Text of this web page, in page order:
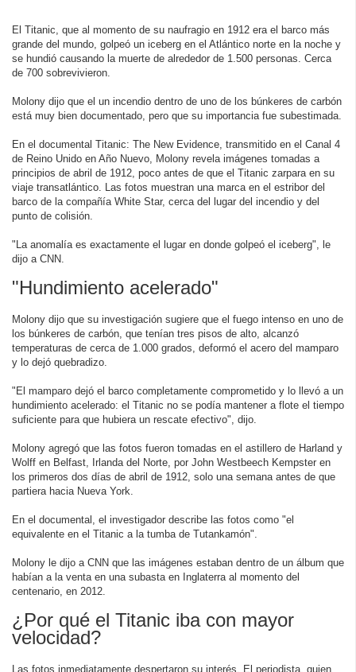
El Titanic, que al momento de su naufragio en 1912 era el barco más
grande del mundo, golpeó un iceberg en el Atlántico norte en la noche y
se hundió causando la muerte de alrededor de 1.500 personas. Cerca
de 700 sobrevivieron.
Molony dijo que el un incendio dentro de uno de los búnkeres de carbón
está muy bien documentado, pero que su importancia fue subestimada.
En el documental Titanic: The New Evidence, transmitido en el Canal 4
de Reino Unido en Año Nuevo, Molony revela imágenes tomadas a
principios de abril de 1912, poco antes de que el Titanic zarpara en su
viaje transatlántico. Las fotos muestran una marca en el estribor del
barco de la compañía White Star, cerca del lugar del incendio y del
punto de colisión.
"La anomalía es exactamente el lugar en donde golpeó el iceberg", le
dijo a CNN.
"Hundimiento acelerado"
Molony dijo que su investigación sugiere que el fuego intenso en uno de
los búnkeres de carbón, que tenían tres pisos de alto, alcanzó
temperaturas de cerca de 1.000 grados, deformó el acero del mamparo
y lo dejó quebradizo.
"El mamparo dejó el barco completamente comprometido y lo llevó a un
hundimiento acelerado: el Titanic no se podía mantener a flote el tiempo
suficiente para que hubiera un rescate efectivo", dijo.
Molony agregó que las fotos fueron tomadas en el astillero de Harland y
Wolff en Belfast, Irlanda del Norte, por John Westbeech Kempster en
los primeros dos días de abril de 1912, solo una semana antes de que
partiera hacia Nueva York.
En el documental, el investigador describe las fotos como "el
equivalente en el Titanic a la tumba de Tutankamón".
Molony le dijo a CNN que las imágenes estaban dentro de un álbum que
habían a la venta en una subasta en Inglaterra al momento del
centenario, en 2012.
¿Por qué el Titanic iba con mayor
velocidad?
Las fotos inmediatamente despertaron su interés. El periodista, quien